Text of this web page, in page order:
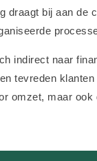
draagt bij aan de
indirect naar
tevreden
omzet, maar ook